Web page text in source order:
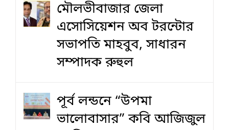
মৌলভীবাজার জেলা
এসোসিয়েশন অব টরন্টোর
সভাপতি মাহবুব, সাধারন
সম্পাদক রুহুল
পূর্ব লন্ডনে “উপমা
ভালোবাসার” কবি আজিজুল